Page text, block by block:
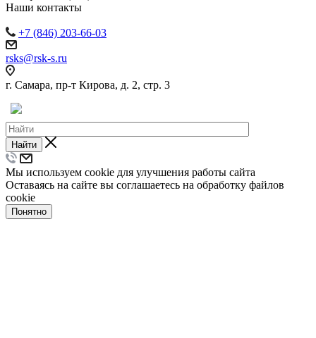
Наши контакты
+7 (846) 203-66-03
rsks@rsk-s.ru
г. Самара, пр-т Кирова, д. 2, стр. 3
Найти
Мы используем cookie для улучшения работы сайта
Оставаясь на сайте вы соглашаетесь на обработку файлов
cookie
Понятно